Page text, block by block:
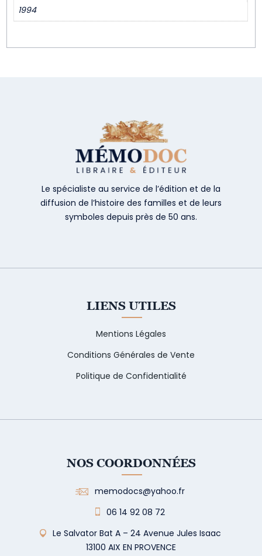
1994
Le spécialiste au service de l’édition et de la
diffusion de l’histoire des familles et de leurs
symboles depuis près de 50 ans.
LIENS UTILES
Mentions Légales
Conditions Générales de Vente
Politique de Confidentialité
NOS COORDONNÉES
memodocs@yahoo.fr
06 14 92 08 72
Le Salvator Bat A – 24 Avenue Jules Isaac
13100 AIX EN PROVENCE